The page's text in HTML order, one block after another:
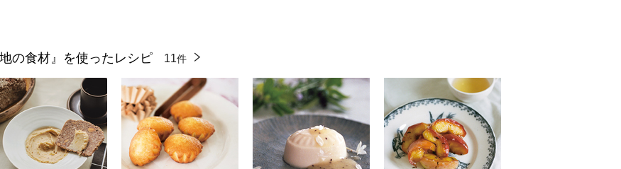
の食材』を使ったレシピ 11 件